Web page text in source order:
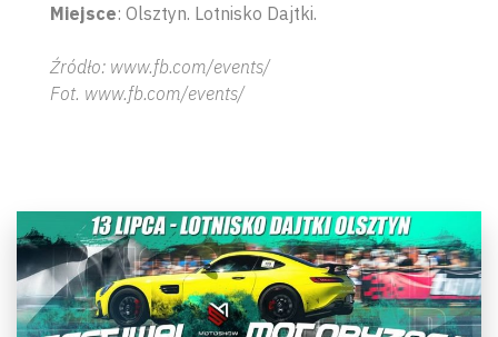
Miejsce: Olsztyn. Lotnisko Dajtki.
Źródło: www.fb.com/events/
Fot. www.fb.com/events/